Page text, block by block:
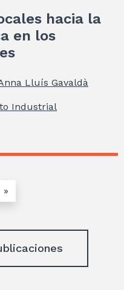
hacia la
en los
Lluís Gavaldà
Industrial
»